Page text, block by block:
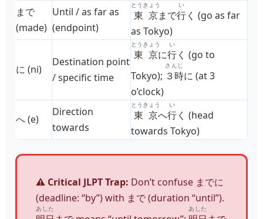
まで
(made)
Until / as far as
(endpoint)
東京
とうきょう
まで行
い
く (go as far
as Tokyo)
に (ni)
Destination point
/ specific time
東京
とうきょう
に行
い
く (go to
Tokyo); ３時
さんじ
に (at 3
o’clock)
へ (e)
Direction
towards
東京
とうきょう
へ行
い
く (head
towards Tokyo)
⚠️ Critical JLPT Trap: Don’t confuse までに
(deadline: “by”) with まで (duration “until”).
あした あした